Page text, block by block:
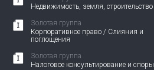
Недвижимость, земля, строительство
Золотая группа
Корпоративное право / Слияния и
поглощения
Золотая группа
Налоговое консультирование и споры